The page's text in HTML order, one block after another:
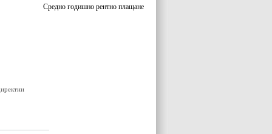
Средно годишно рентно плащане